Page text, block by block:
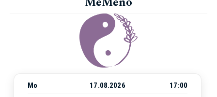
Mo 17.08.2026
17:00